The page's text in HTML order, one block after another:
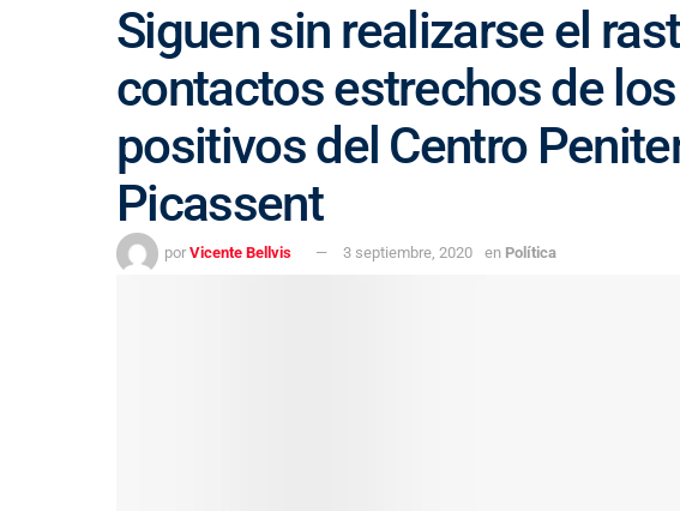
Siguen sin realizarse el
contactos estrechos de
positivos del Centro
Picassent
por Vicente Bellvis 3 septiembre, 2020 en Política